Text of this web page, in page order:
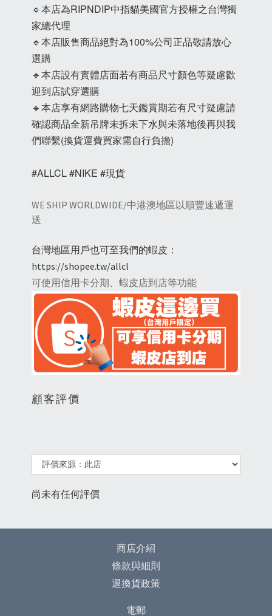
🔹本店為RIPNDIP中指貓美國官方授權之台灣獨
家總代理
🔹本店販售商品絕對為100%公司正品敬請放心
選購
🔹本店設有實體店面若有商品尺寸顏色等疑慮歡
迎到店試穿選購
🔹本店享有網路購物七天鑑賞期若有尺寸疑慮請
確認商品全新吊牌未拆未下水與未落地後再與我
們聯繫(換貨運費買家需自行負擔)
#ALLCL #NIKE #現貨
WE SHIP WORLDWIDE/中港澳地區以順豐速遞運
送
台灣地區用戶也可至我們的蝦皮：
https://shopee.tw/allcl
可使用信用卡分期、蝦皮店到店等功能
顧客評價
尚未有任何評價
商店介紹
條款與細則
退換貨政策
電郵